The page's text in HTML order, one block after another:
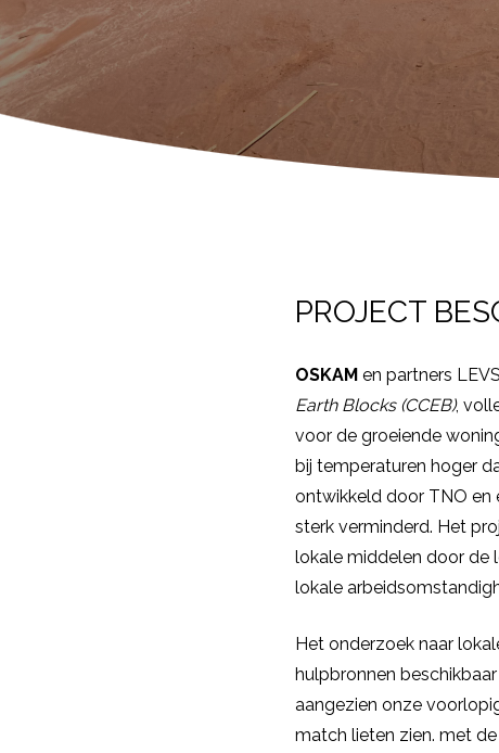
PROJECT
OSKAMen partners
Earth Blocks (CCEB),
voor de groeiende
bij temperaturen hoger
ontwikkeld door TNO en
sterk verminderd. Het
lokale middelen door de
lokale
Het onderzoek naar
hulpbronnen
aangezien onze
match lieten zien. met